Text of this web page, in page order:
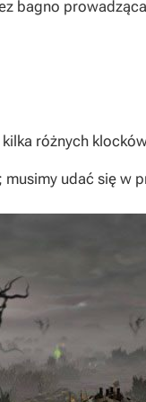
bagno
różnych
udać się w